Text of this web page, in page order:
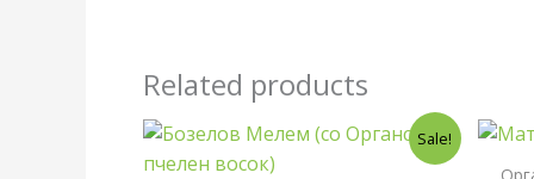
Related products
Sale!
Original
was:
Current
price